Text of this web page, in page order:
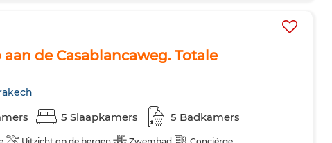
de Casablancaweg. Totale
5 Slaapkamers 5 Badkamers